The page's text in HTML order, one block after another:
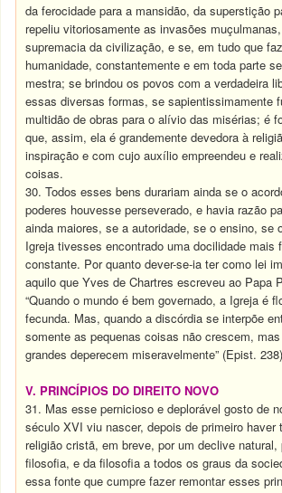
da ferocidade para a mansidão, da superstição
repeliu vitoriosamente as invasões
supremacia da civilização, e se, em tudo que
humanidade, constantemente e em toda parte
mestra; se brindou os povos com a verdadeira
essas diversas formas, se sapientissimamente
multidão de obras para o alívio das misérias; é
que, assim, ela é grandemente devedora à
inspiração e com cujo auxílio empreendeu e
coisas.
30. Todos esses bens durariam ainda se o
poderes houvesse perseverado, e havia razão
ainda maiores, se a autoridade, se o ensino, se
Igreja tivesses encontrado uma docilidade mais
constante. Por quanto dever-se-ia ter como lei
aquilo que Yves de Chartres escreveu ao Papa
“Quando o mundo é bem governado, a Igreja é
fecunda. Mas, quando a discórdia se interpõe
somente as pequenas coisas não crescem,
grandes deperecem miseravelmente” (Epist.
V. PRINCÍPIOS DO DIREITO NOVO
31. Mas esse pernicioso e deplorável gosto de
século XVI viu nascer, depois de primeiro haver
religião cristã, em breve, por um declive natural,
filosofia, e da filosofia a todos os graus da
essa fonte que cumpre fazer remontar esses